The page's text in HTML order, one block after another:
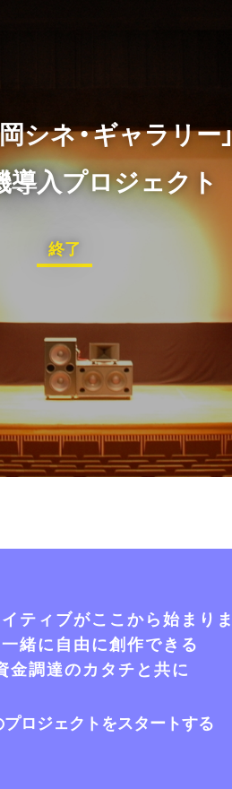
シネ・ギャラリー
導入プロジェクト
終了
ティブがここから始まり
緒に自由に創作できる
金調達のカタチと共に
ロジェクトをスタートする